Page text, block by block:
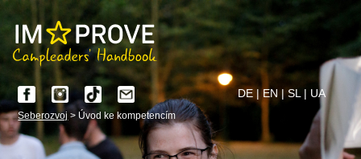
DE | EN |SL | UA
Seberozvoj > Úvod ke kompetencím